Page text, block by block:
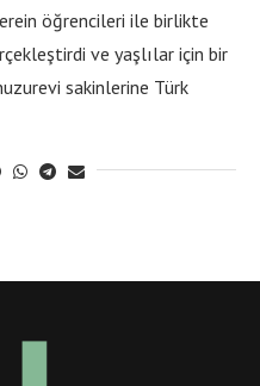
öğrencileri ile birlikte
ve yaşlılar için bir
sakinlerine Türk